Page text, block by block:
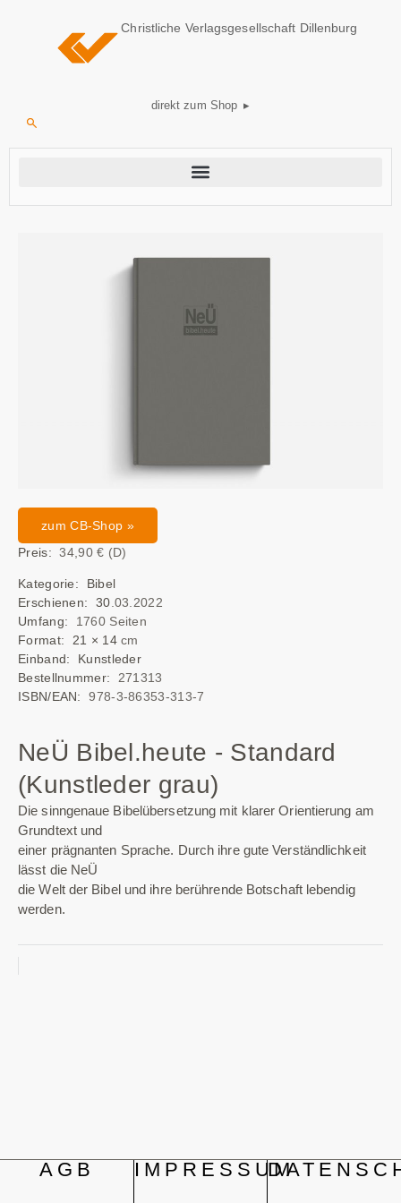
Christliche Verlagsgesellschaft Dillenburg
direkt zum Shop ▸
zum CB-Shop »
Preis:34,90 € (D)
Kategorie: Bibel
Erschienen: 30 .03.2022
Umfang: 1760 Seiten
Format: 21 × 14cm
Einband: Kunstleder
Bestellnummer: 271313
ISBN/EAN:978-3-86353-313-7
NeÜ Bibel.heute - Standard
(Kunstleder grau)
Die sinngenaue Bibelübersetzung mit klarer Orientierung am
Grundtext und
einer prägnanten Sprache. Durch ihre gute Verständlichkeit
lässt die NeÜ
die Welt der Bibel und ihre berührende Botschaft lebendig
werden.
AGB IMPRESSUM